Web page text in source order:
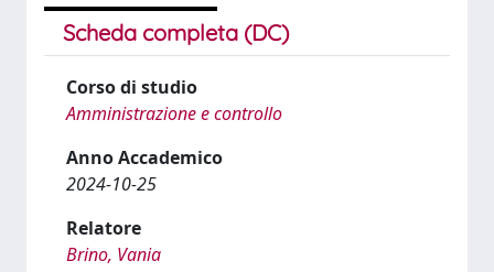
Scheda completa (DC)
Corso di studio
Amministrazione e controllo
Anno Accademico
2024-10-25
Relatore
Brino, Vania